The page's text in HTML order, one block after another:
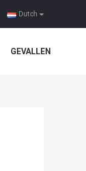
Dutch
GEVALLEN